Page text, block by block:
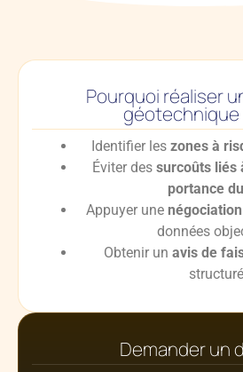
Pourquoi réaliser
géotechnique
Identifier les zones à
Éviter des surcoûts liés
portance
Appuyer une
données
Obtenir un avis de
structuré
Demander un